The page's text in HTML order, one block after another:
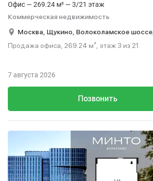
Офис — 269.24 м² — 3/21 этаж
Коммерческая недвижимость
Москва, Щукино, Волоколамское шоссе,
Продажа офиса, 269.24 м², этаж 3 из 21.
Позвонить
7 августа 2026